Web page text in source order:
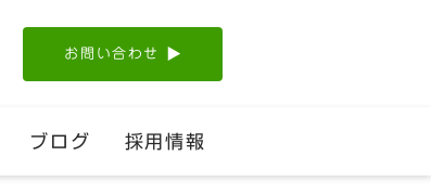
お問い合わせ
ブログ 採用情報